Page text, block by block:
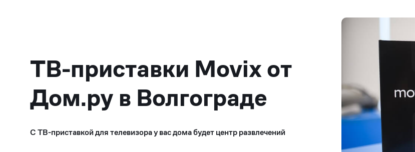
ТВ-приставки Movix от
Дом.ру в Волгограде
С ТВ-приставкой для телевизора у вас дома будет центр развлечений